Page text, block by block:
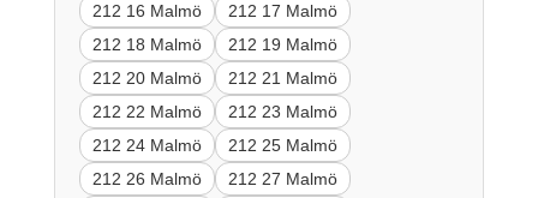
212 16 Malmö
212 17 Malmö
212 18 Malmö
212 19 Malmö
212 20 Malmö
212 21 Malmö
212 22 Malmö
212 23 Malmö
212 24 Malmö
212 25 Malmö
212 26 Malmö
212 27 Malmö